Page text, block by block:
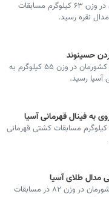
عرفان جرکنی نماینده کشورمان در وزن ۶۳ کیلوگرم مسابقات
نقره رسید.
حسینوند
محمد حسینوند پناهی نماینده کشورمان در وزن ۵۵ کیلوگرم به
آسیا رسید.
به فینال قهرمانی آسیا
‎محمدهادی ساروی در وزن ۹۷ کیلوگرم مسابقات کشتی قهرمانی
طلای آسیا
‎محمد امین حسینی نماینده کشورمان در وزن ۸۲ در مسابقات